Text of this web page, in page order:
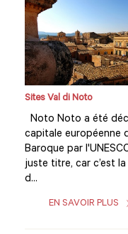
Sites Val di Noto
Noto Noto a été
capitale européenne
Baroque par
juste titre, car c’est la
d...
EN SAVOIR PLUS